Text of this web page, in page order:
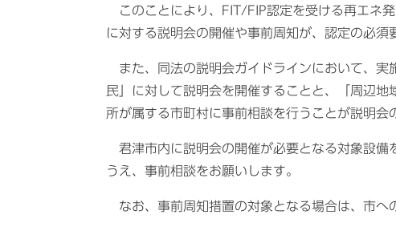
このことにより、FIT/FIP認定を受ける再エネ
に対する説明会の開催や事前周知が、認定の必須
また、同法の説明会ガイドラインにおいて、実
民」に対して説明会を開催することと、「周辺
所が属する市町村に事前相談を行うことが説明会
君津市内に説明会の開催が必要となる対象設備
うえ、事前相談をお願いします。
なお、事前周知措置の対象となる場合は、市へ